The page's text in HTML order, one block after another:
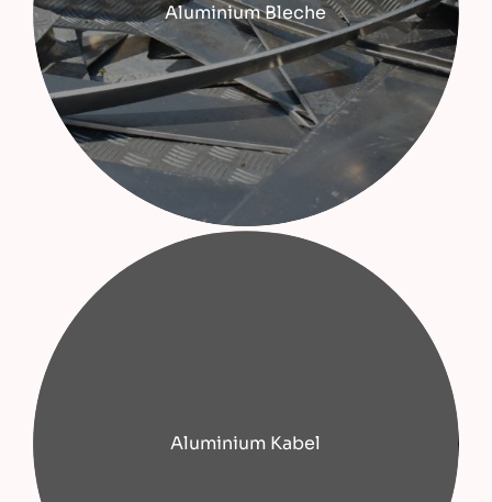
Aluminium Bleche
Aluminium Kabel